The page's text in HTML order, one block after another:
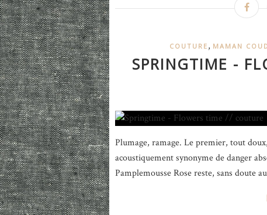
COUTURE , MAMAN
SPRINGTIME -
Plumage, ramage. Le premier, tout
acoustiquement synonyme de danger
Pamplemousse Rose reste, sans doute